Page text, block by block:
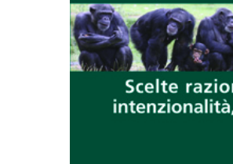
AGGIUNGI AL CARRELLO